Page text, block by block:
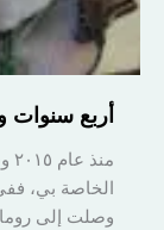
أربع سنوات
وصلت إلى